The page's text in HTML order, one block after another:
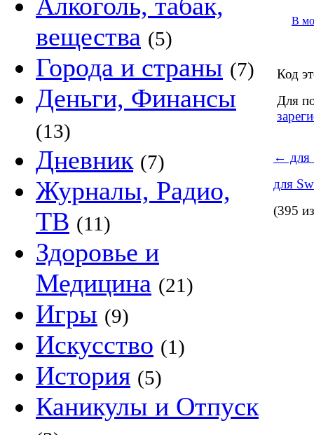
вещества (5)
Города и страны (7)
Деньги, Финансы
(13)
Дневник (7)
Журналы, Радио,
ТВ (11)
Здоровье и
Медицина (21)
Игры (9)
Искусство (1)
История (5)
Каникулы и Отпуск
В
Код
Для
← для
для
(395